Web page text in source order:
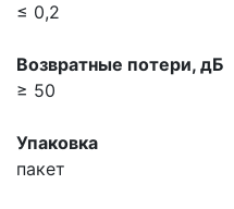
≤ 0,2
Возвратные потери, дБ
≥ 50
Упаковка
пакет